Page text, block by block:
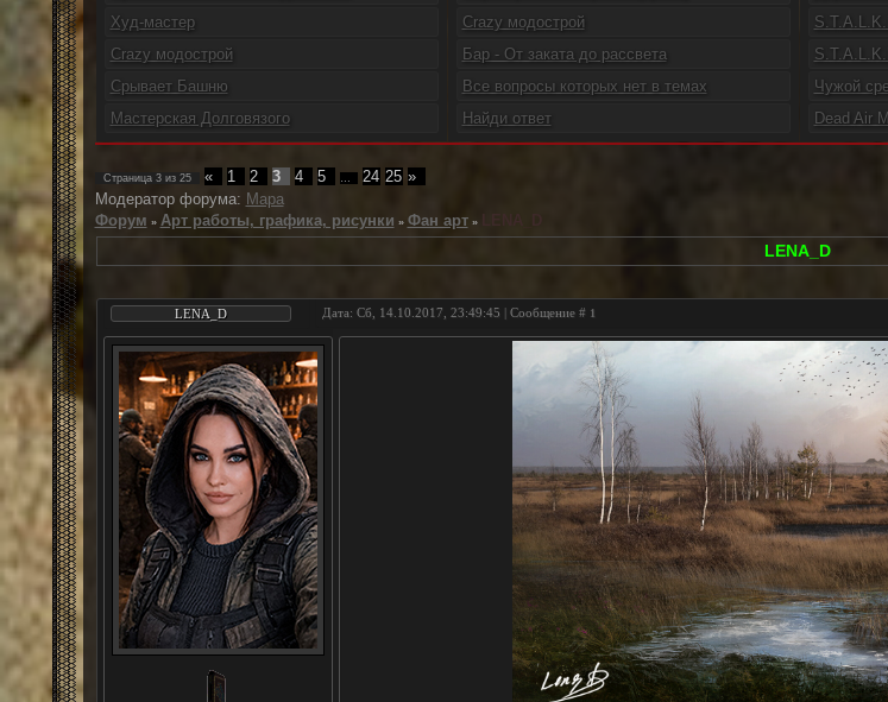
Худ-мастер
Crazy модострой
Срывает Башню
Мастерская Долговязого
Crazy модострой
Бар - От заката до рассвета
Все вопросы которых нет в темах
Найди ответ
Чужой
Dead Air
Страница 3из 25 « 1 2 3 4 5 … 24 25 »
Модератор форума: Мара
Форум » Арт работы, графика, рисунки » Фан арт »
LENA_D
LENA_D Дата: Сб, 14.10.2017, 23:49:45 | Сообщение # 1